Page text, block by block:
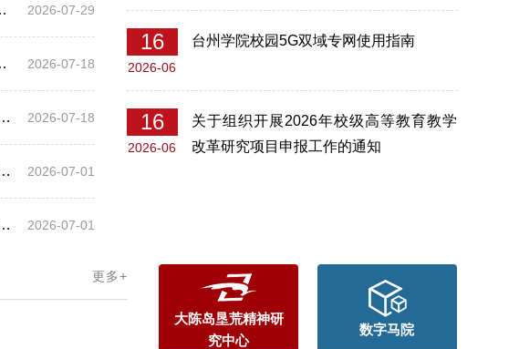
2026-07-29
2026-07-18
2026-07-18
2026-07-01
2026-07-01
16
2026-06
台州学院校园5G双域专网使用指南
16
2026-06
关于组织开展2026年校级高等教育教学
改革研究项目申报工作的通知
更多+
大陈岛垦荒精神研
究中心
数字马院